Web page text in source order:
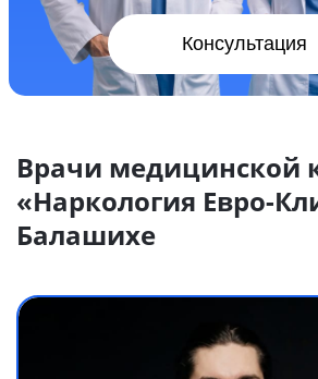
Консультация
Врачи медицинской
«Наркология Евро-
Балашихе